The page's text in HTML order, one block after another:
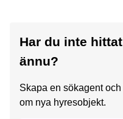
Har du inte
ännu?
Skapa en sökagent
om nya hyresobjekt.